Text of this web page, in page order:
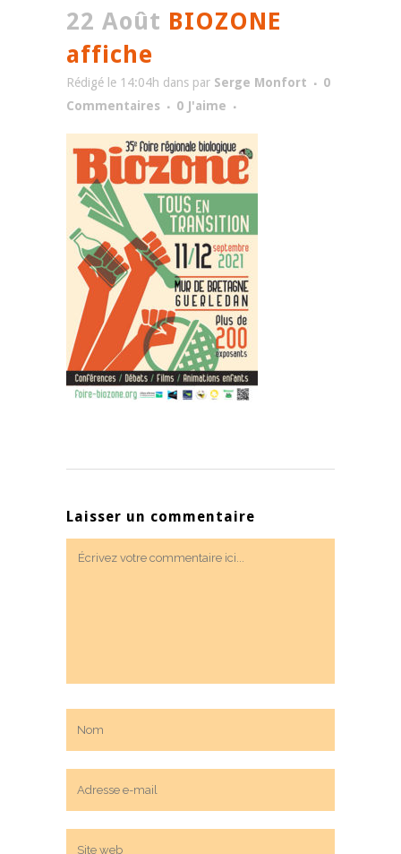
22 Août BIOZONE
affiche
Rédigé le 14:04h dans par Serge Monfort
0
Commentaires
0 J'aime
Laisser un commentaire